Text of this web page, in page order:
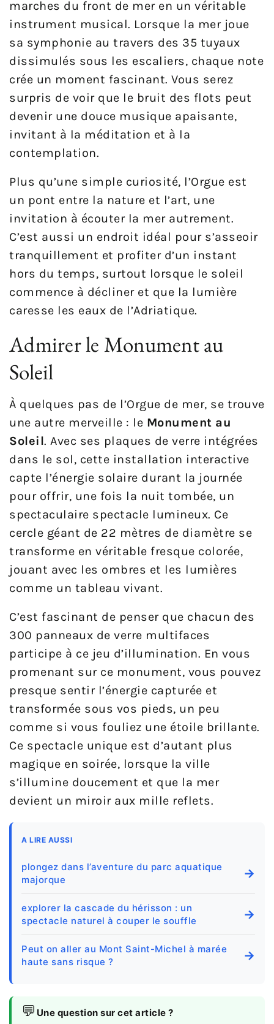
marches du front de mer en un véritable
instrument musical. Lorsque la mer joue
sa symphonie au travers des 35 tuyaux
dissimulés sous les escaliers, chaque note
crée un moment fascinant. Vous serez
surpris de voir que le bruit des flots peut
devenir une douce musique apaisante,
invitant à la méditation et à la
contemplation.
Plus qu’une simple curiosité, l’Orgue est
un pont entre la nature et l’art, une
invitation à écouter la mer autrement.
C’est aussi un endroit idéal pour s’asseoir
tranquillement et profiter d’un instant
hors du temps, surtout lorsque le soleil
commence à décliner et que la lumière
caresse les eaux de l’Adriatique.
Admirer le Monument au
Soleil
À quelques pas de l’Orgue de mer, se trouve
une autre merveille : le Monument au
Soleil. Avec ses plaques de verre intégrées
dans le sol, cette installation interactive
capte l’énergie solaire durant la journée
pour offrir, une fois la nuit tombée, un
spectaculaire spectacle lumineux. Ce
cercle géant de 22 mètres de diamètre se
transforme en véritable fresque colorée,
jouant avec les ombres et les lumières
comme un tableau vivant.
C’est fascinant de penser que chacun des
300 panneaux de verre multifaces
participe à ce jeu d’illumination. En vous
promenant sur ce monument, vous pouvez
presque sentir l’énergie capturée et
transformée sous vos pieds, un peu
comme si vous fouliez une étoile brillante.
Ce spectacle unique est d’autant plus
magique en soirée, lorsque la ville
s’illumine doucement et que la mer
devient un miroir aux mille reflets.
A LIRE AUSSI
plongez dans l’aventure du parc aquatique
majorque
→
explorer la cascade du hérisson : un
spectacle naturel à couper le souffle
→
Peut on aller au Mont Saint-Michel à marée
haute sans risque ?
→
💬 Une question sur cet article ?